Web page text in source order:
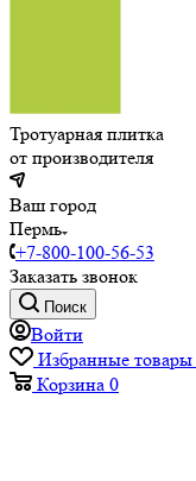
Тротуарная плитка
от производителя
Ваш город
Пермь
+7-800-100-56-53
Заказать звонок
Поиск
Войти
Избранные товары
Корзина 0